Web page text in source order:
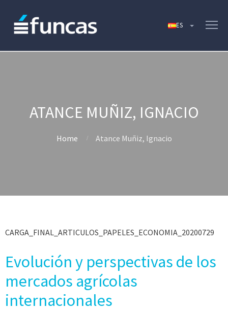
ATANCE MUÑIZ, IGNACIO
Home Atance Muñiz, Ignacio
CARGA_FINAL_ARTICULOS_PAPELES_ECONOMIA_20200729
Evolución y perspectivas de los
mercados agrícolas
internacionales